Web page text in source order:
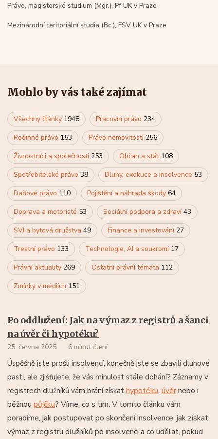
Právo, magisterské studium (Mgr.), Pf UK v Praze
Mezinárodní teritoriální studia (Bc.), FSV UK v Praze
Mohlo by vás také zajímat
Všechny články 1948 Pracovní právo 234
Rodinné právo 153 Právo nemovitostí 256
Živnostníci a společnosti 253 Občan a stát 108
Spotřebitelské právo 38 Dluhy, exekuce a insolvence 53
Daňové právo 110 Pojištění a náhrada škody 64
Doprava a motoristé 53 Sociální podpora a zdraví43
SVJ a bytová družstva 49 Finance a investování 27
Trestní právo 133 Technologie, AI a soukromí 17
Právní aktuality 269 Ostatní právní témata 112
Zmínky v médiích 151
Po oddlužení: Jak na výmaz z registrů a šanci
na úvěr či hypotéku?
25. června 2025 6 minut čtení
Úspěšně jste prošli insolvencí, konečně jste se zbavili dluhové
pasti, ale zjišťujete, že vás minulost stále dohání? Záznamy v
registrech dlužníků vám brání získat hypotéku, úvěrnebo i
běžnou půjčku? Víme, co s tím. V tomto článku vám
poradíme, jak postupovat po skončení insolvence, jak získat
výmaz z registru dlužníků po insolvenci a co udělat, pokud